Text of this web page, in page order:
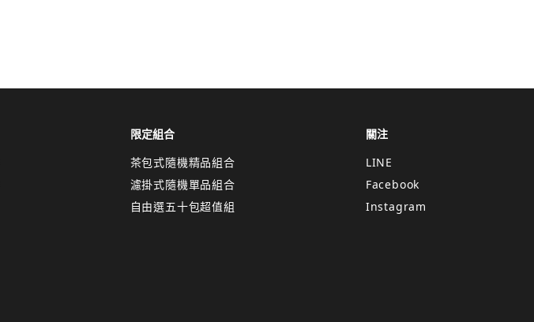
限定組合
茶包式隨機精品組合
濾掛式隨機單品組合
自由選五十包超值組
關注
LINE
Facebook
Instagram